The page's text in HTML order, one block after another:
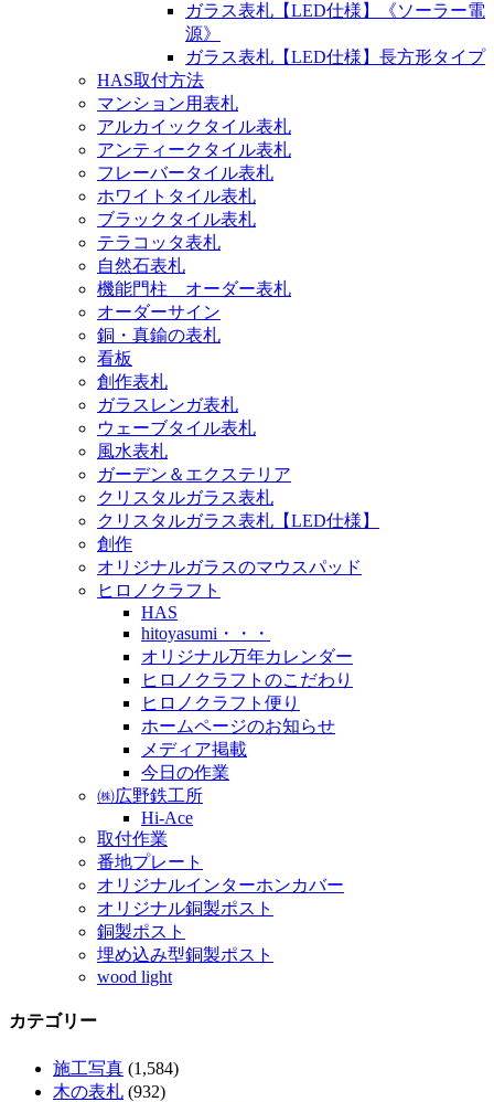
ガラス表札【LED仕様】《ソーラー電
源》
ガラス表札【LED仕様】長方形タイプ
HAS取付方法
マンション用表札
アルカイックタイル表札
アンティークタイル表札
フレーバータイル表札
ホワイトタイル表札
ブラックタイル表札
テラコッタ表札
自然石表札
機能門柱 オーダー表札
オーダーサイン
銅・真鍮の表札
看板
創作表札
ガラスレンガ表札
ウェーブタイル表札
風水表札
ガーデン＆エクステリア
クリスタルガラス表札
クリスタルガラス表札【LED仕様】
創作
オリジナルガラスのマウスパッド
ヒロノクラフト
HAS
hitoyasumi・・・
オリジナル万年カレンダー
ヒロノクラフトのこだわり
ヒロノクラフト便り
ホームページのお知らせ
メディア掲載
今日の作業
㈱広野鉄工所
Hi-Ace
取付作業
番地プレート
オリジナルインターホンカバー
オリジナル銅製ポスト
銅製ポスト
埋め込み型銅製ポスト
wood light
カテゴリー
施工写真 (1,584)
木の表札 (932)